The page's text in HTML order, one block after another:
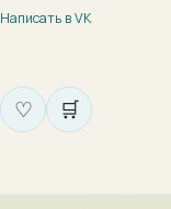
Написать в VK
♡ 🛒